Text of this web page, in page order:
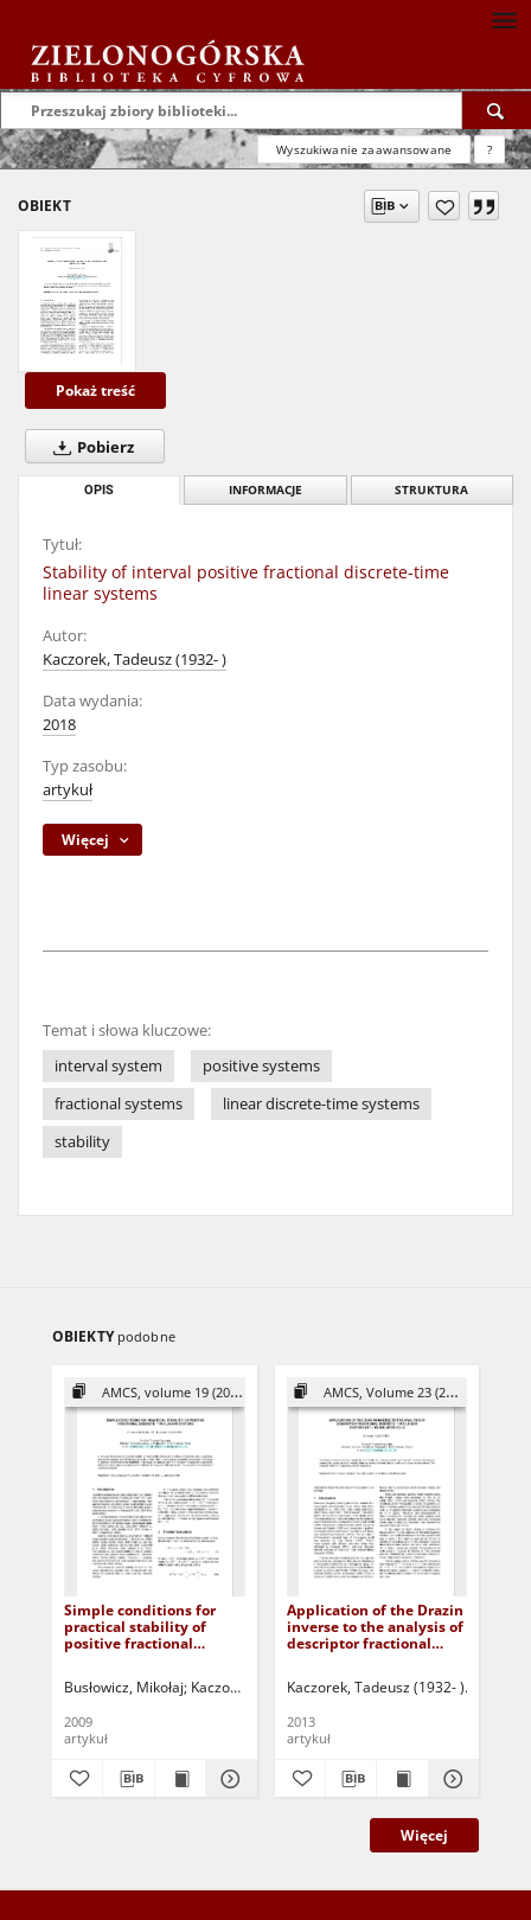
Wyszukiwanie zaawansowane ?
OBIEKT
Pokaż treść
Pobierz
OPIS INFORMACJE STRUKTURA
Tytuł:
Stability of interval positive fractional discrete-time
linear systems
Autor:
Kaczorek, Tadeusz (1932- )
Data wydania:
2018
Typ zasobu:
artykuł
Więcej
Temat i słowa kluczowe:
interval system
positive systems
fractional systems
linear discrete-time systems
stability
OBIEKTY podobne
AMCS, volume 19 (2009)
Simple conditions for
practical stability of
positive fractional
Busłowicz, Mikołaj Kaczorek, Tadeusz (1932- ) Korbicz, Józef (1951- ) -
2009
artykuł
AMCS, Volume 23 (2013)
Application of the Drazin
inverse to the analysis of
descriptor fractional
pencils
Kaczorek, Tadeusz (1932- )
2013
artykuł
Więcej